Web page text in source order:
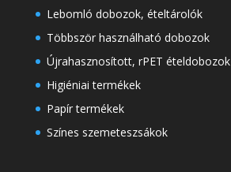
Lebomló dobozok, ételtárolók
Többször használható dobozok
Újrahasznosított, rPET ételdobozok
Higiéniai termékek
Papír termékek
Színes szemeteszsákok